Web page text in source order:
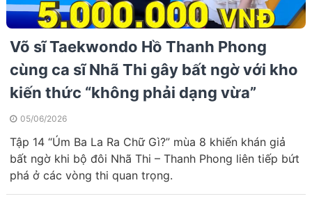
Võ sĩ Taekwondo Hồ Thanh Phong
cùng ca sĩ Nhã Thi gây bất ngờ với kho
kiến thức “không phải dạng vừa”
05/06/2026
Tập 14 “Úm Ba La Ra Chữ Gì?” mùa 8 khiến khán giả
bất ngờ khi bộ đôi Nhã Thi – Thanh Phong liên tiếp bứt
phá ở các vòng thi quan trọng.